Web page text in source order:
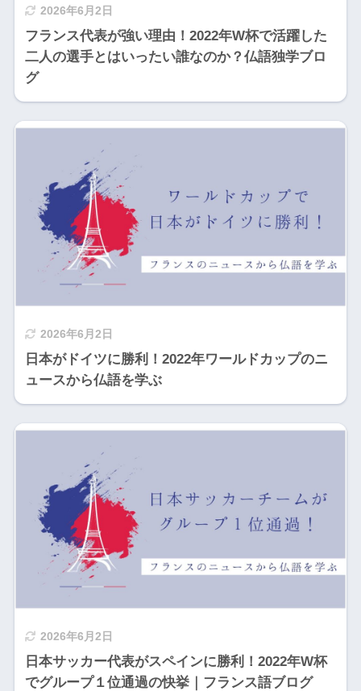
2026年6月2日
フランス代表が強い理由！2022年W杯で活躍した
二人の選手とはいったい誰なのか？仏語独学ブロ
グ
2026年6月2日
日本がドイツに勝利！2022年ワールドカップのニ
ュースから仏語を学ぶ
2026年6月2日
日本サッカー代表がスペインに勝利！2022年W杯
でグループ１位通過の快挙｜フランス語ブログ